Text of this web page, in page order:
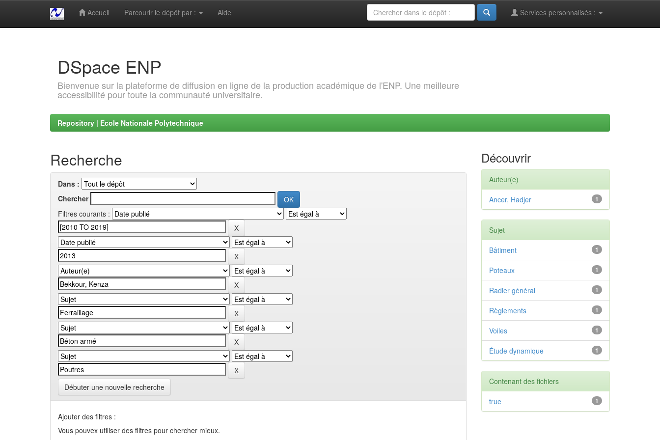
Accueil Parcourir le dépôt par : Aide Services personnalisés :
DSpace ENP
Bienvenue sur la plateforme de diffusion en ligne de la production académique de l'ENP. Une meilleure
accessibilité pour toute la communauté universitaire.
Repository | Ecole Nationale Polytechnique
Recherche
Dans :
Chercher
Filtres courants :
Débuter une nouvelle recherche
Ajouter des filtres :
Vous pouvex utiliser des filtres pour chercher mieux.
Découvrir
Auteur(e)
1
Ancer, Hadjer
Sujet
1
Bâtiment
1
Poteaux
1
Radier général
1
Règlements
1
Voiles
1
Étude dynamique
Contenant des fichiers
1
true